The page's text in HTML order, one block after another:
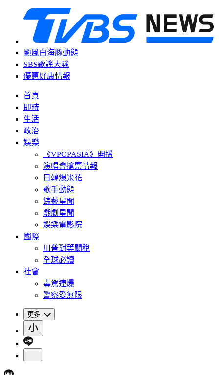
颱風白海豚動態
SBS歌謠大戰
優惠好康情報
首頁
即時
生活
政治
娛樂
《VPOPASIA》開播
演唱會搶票情報
日韓爆米花
歌手動態
綜藝星聞
戲劇星聞
娛樂電影院
國際
川普對等關稅
全球必讀
社會
毒駕連爆
警察愛無限
更多